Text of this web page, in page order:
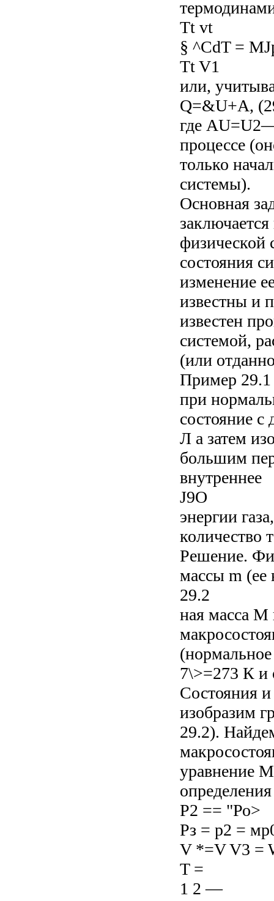
Tt vt
§ ^CdT =
Tt V1
или,
Q=&U+A,
где
процессе
только
системы).
Основная
физической
состояния
изменение
известны и
известен
системой,
(или
Пример
при
состояние с
Л а затем
большим
внутреннее
J9O
энергии
количество
Решение.
массы m (ее
29.2
ная масса M
7\>=273 К и
Состояния и
изобразим
29.2).
уравнение
P2 == "Ро>
Рз = р2 =
V *=V V3 =
T =
1 2 —